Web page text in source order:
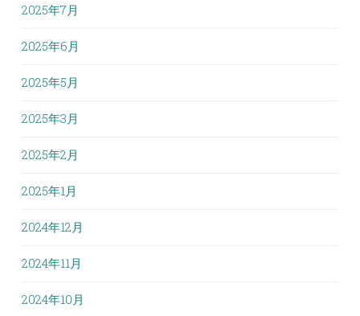
2025年7月
2025年6月
2025年5月
2025年3月
2025年2月
2025年1月
2024年12月
2024年11月
2024年10月